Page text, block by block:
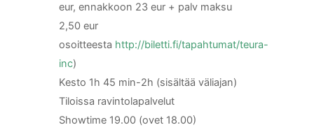
eur, ennakkoon 23 eur + palv maksu
2,50 eur
osoitteesta http://biletti.fi/tapahtumat/teura-
inc)
Kesto 1h 45 min-2h (sisältää väliajan)
Tiloissa ravintolapalvelut
Showtime 19.00 (ovet 18.00)